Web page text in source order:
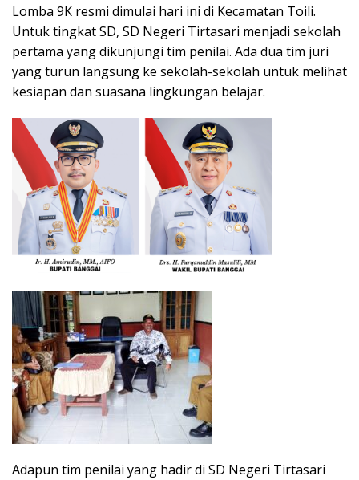
Lomba 9K resmi dimulai hari ini di Kecamatan Toili.
Untuk tingkat SD, SD Negeri Tirtasari menjadi sekolah
pertama yang dikunjungi tim penilai. Ada dua tim juri
yang turun langsung ke sekolah-sekolah untuk melihat
kesiapan dan suasana lingkungan belajar.
Adapun tim penilai yang hadir di SD Negeri Tirtasari